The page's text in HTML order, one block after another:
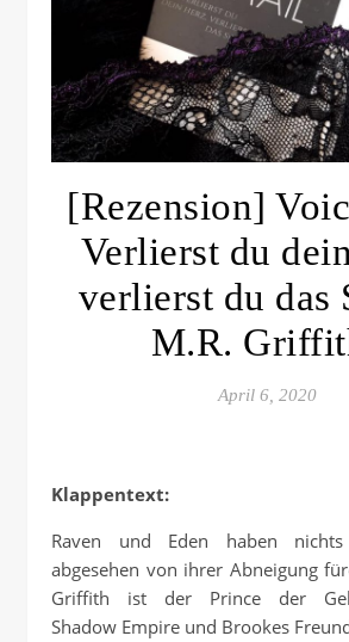
[Rezension]
Verlierst du
verlierst du das
M.R.
April 6, 2020
Klappentext:
Raven und Eden haben
abgesehen von ihrer Abneigung
Griffith ist der Prince der
Shadow Empire und Brookes